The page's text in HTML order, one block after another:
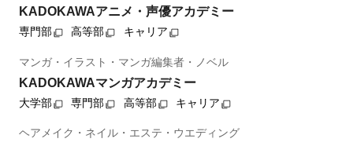
KADOKAWAアニメ・声優アカデミー
専門部 高等部 キャリア
マンガ・イラスト・マンガ編集者・ノベル
KADOKAWAマンガアカデミー
大学部 専門部 高等部 キャリア
ヘアメイク・ネイル・エステ・ウエディング